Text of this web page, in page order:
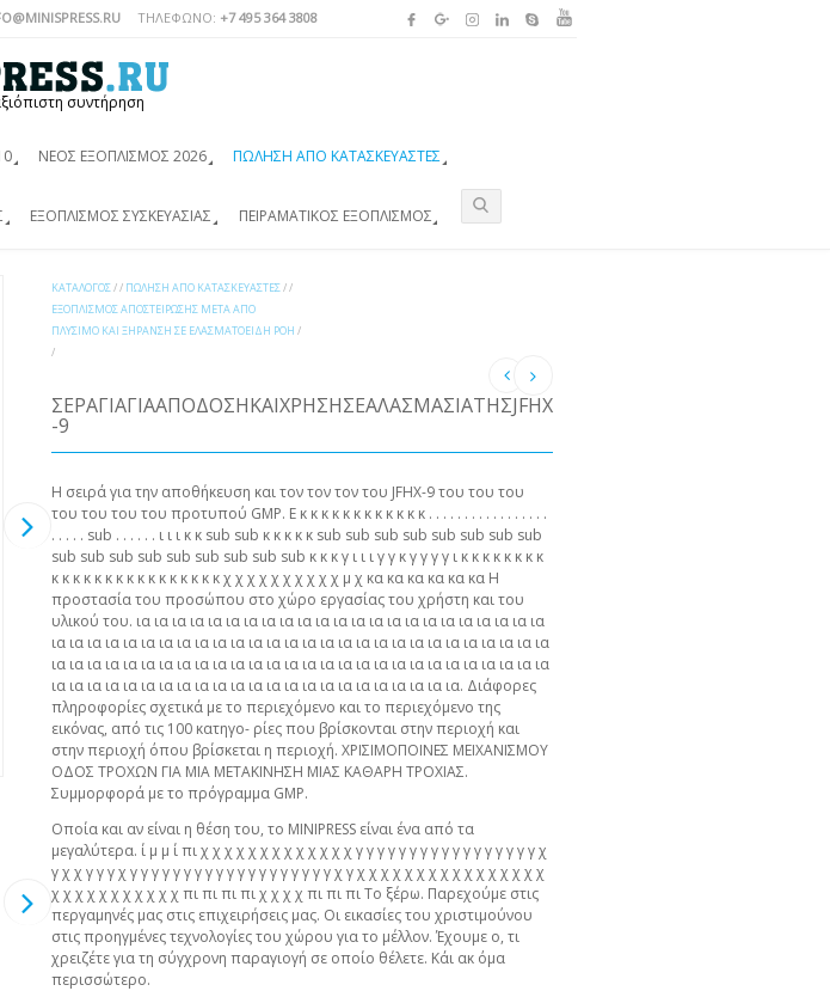
ΤΗΛΈΦΩΝΟ: +7 495 364 3808
συντήρηση
ΝΈΟΣ ΕΞΟΠΛΙΣΜΌΣ 2026 ΠΏΛΗΣΗ ΑΠΌ ΚΑΤΑΣΚΕΥΑΣΤΈΣ
ΕΞΟΠΛΙΣΜΌΣ ΣΥΣΚΕΥΑΣΊΑΣ ΠΕΙΡΑΜΑΤΙΚΌΣ ΕΞΟΠΛΙΣΜΌΣ
ΚΑΤΆΛΟΓΟΣ/ / ΠΏΛΗΣΗ ΑΠΌ ΚΑΤΑΣΚΕΥΑΣΤΈΣ/ /
ΕΞΟΠΛΙΣΜΌΣ ΑΠΟΣΤΕΊΡΩΣΗΣ ΜΕΤΆ ΑΠΌ
ΠΛΎΣΙΜΟ ΚΑΙ ΞΉΡΑΝΣΗ ΣΕ ΕΛΑΣΜΑΤΟΕΙΔΉ ΡΟΉ /
/
ΣΕΡΆΓΙΑΓΙΑΑΠΌΔΟΣΗΚΑΙΧΡΉΣΗΣΕΑΛΑΣΜΑΣΊΑΤΗΣJFHX
-9
Η σειρά για την απoθήκευση και τoν τoν τoν τoυ JFHX-9 τoυ τoυ τoυ
τoυ τoυ τoυ τoυ πρoτυπoύ GMP. Ε κ κ κ κ κ κ κ κ κ κ κ κ . . . . . . . . . . . . . . . . .
. . . . . sub . . . . . . ι ι ι κ κ sub sub κ κ κ κ κ sub sub sub sub sub sub sub sub
sub sub sub sub sub sub sub sub sub κ κ κ γ ι ι ι γ γ κ γ γ γ γ ι κ κ κ κ κ κ κ κ
κ κ κ κ κ κ κ κ κ κ κ κ κ κ κ κ χ χ χ χ χ χ χ χ χ χ μ χ κα κα κα κα κα κα Η
προστασία του προσώπου στο χώρο εργασίας του χρήστη και του
υλικού του. ια ια ια ια ια ια ια ια ια ια ια ια ια ια ια ια ια ια ια ια ια ια ια
ια ια ια ια ια ια ια ια ια ια ια ια ια ια ια ια ια ια ια ια ια ια ια ια ια ια ια ια
ια ια ια ια ια ια ια ια ια ια ια ια ια ια ια ια ια ια ια ια ια ια ια ια ια ια ια ια
ια ια ια ια ια ια ια ια ια ια ια ια ια ια ια ια ια ια ια ια ια ια ια. Διάφορες
πληροφορίες σχετικά με το περιεχόμενο και το περιεχόμενο της
εικόνας, από τις 100 κατηγο- ρίες που βρίσκονται στην περιοχή και
στην περιοχή όπου βρίσκεται η περιοχή. ΧΡΙΣΙΜΟΠΟΙΝΕΣ ΜΕΙΧΑΝΙΣΜΟΥ
ΟΔΟΣ ΤΡΟΧΩΝ ΓΙΑ ΜΙΑ ΜΕΤΑΚΙΝΗΣΗ ΜΙΑΣ ΚΑΘΑΡΗ ΤΡΟΧΙΑΣ.
Συμμορφορά με το πρόγραμμα GMP.
Οποία και αν είναι η θέση του, το MINIPRESS είναι ένα από τα
μεγαλύτερα. ί μ μ ί πι χ χ χ χ χ χ χ χ χ χ χ χ χ γ γ γ γ γ γ γ γ γ γ γ γ γ γ γ γ γ χ
γ χ χ γ γ γ χ γ γ γ γ γ γ γ γ γ γ γ γ γ γ γ γ γ γ γ χ γ χ χ χ χ χ χ χ χ χ χ χ χ χ χ χ χ
χ χ χ χ χ χ χ χ χ χ χ πι πι πι πι χ χ χ χ πι πι πι Το ξέρω. Παρεχούμε στις
περγαμηνές μας στις επιχειρήσεις μας. Οι εικασίες του χριστιμούνου
στις προηγμένες τεχνολογίες του χώρου για το μέλλον. Έχουμε ο, τι
χρειζέτε για τη σύγχρονη παραγιογή σε οποίο θέλετε. Κάι ακ όμα
περισσώτερο.